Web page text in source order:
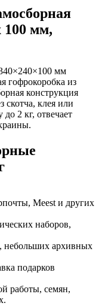
100 мм,
мм
гофрокоробка из
конструкция
скотча, клея или
2 кг, отвечает
Meest и других
наборов,
небольших архивных
подарков
работы, семян,